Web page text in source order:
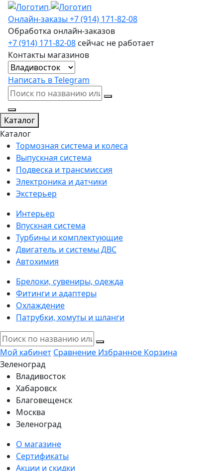
Онлайн-заказы +7 (914) 171-82-08
Обработка онлайн-заказов
+7 (914) 171-82-08 сейчас не работает
Контакты магазинов
Написать в Telegram
Каталог
Каталог
Тормозная система и колеса
Выпускная система
Подвеска и трансмиссия
Электроника и датчики
Экстерьер
Интерьер
Впускная система
Турбины и комплектующие
Двигатель и системы ДВС
Автохимия
Брелоки, сувениры, одежда
Фитинги и адаптеры
Охлаждение
Патрубки, хомуты и шланги
Мой кабинет Сравнение Избранное Корзина
Зеленоград
Владивосток
Хабаровск
Благовещенск
Москва
Зеленоград
О магазине
Сертификаты
Акции и скидки